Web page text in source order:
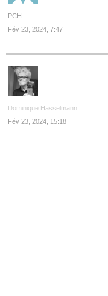
PCH
Fév 23, 2024, 7:47
Dominique Hasselmann
Fév 23, 2024, 15:18